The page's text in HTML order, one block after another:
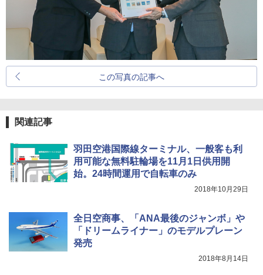
この写真の記事へ
関連記事
羽田空港国際線ターミナル、一般客も利
用可能な無料駐輪場を11月1日供用開
始。24時間運用で自転車のみ
2018年10月29日
全日空商事、「ANA最後のジャンボ」や
「ドリームライナー」のモデルプレーン
発売
2018年8月14日